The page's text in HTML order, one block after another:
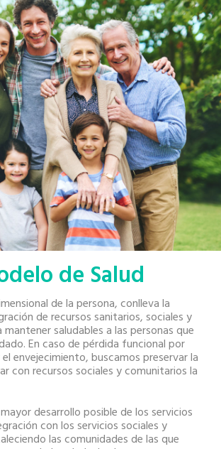
de Salud
de la persona, conlleva la
de recursos sanitarios, sociales y
saludables a las personas que
En caso de pérdida funcional por
envejecimiento, buscamos preservar la
con recursos sociales y comunitarios la
desarrollo posible de los servicios
con los servicios sociales y
las comunidades de las que